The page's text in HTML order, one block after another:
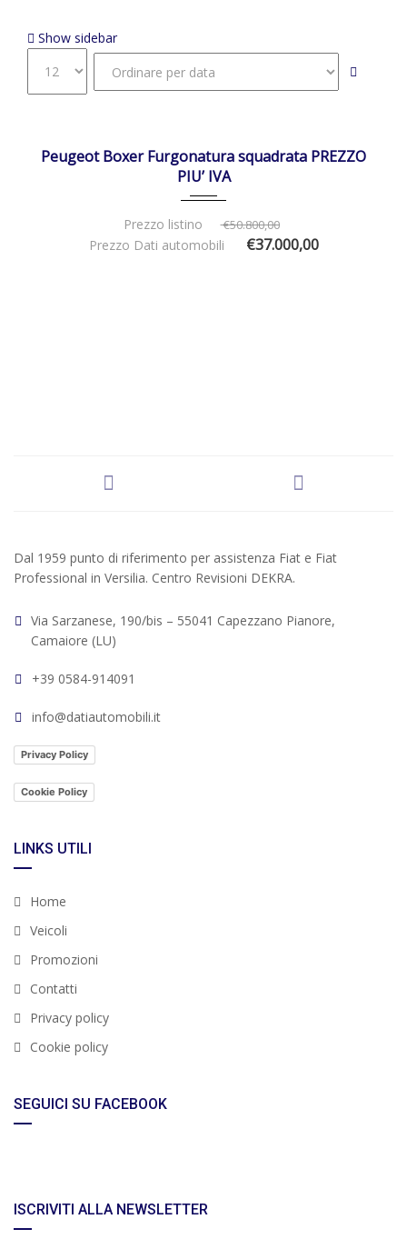
Show sidebar
Peugeot Boxer Furgonatura squadrata PREZZO
PIU’ IVA
Prezzo listino €50.800,00
Prezzo Dati automobili €37.000,00
Dal 1959 punto di riferimento per assistenza Fiat e Fiat
Professional in Versilia. Centro Revisioni DEKRA.
Via Sarzanese, 190/bis – 55041 Capezzano Pianore,
Camaiore (LU)
+39 0584-914091
info@datiautomobili.it
Privacy Policy
Cookie Policy
LINKS UTILI
Home
Veicoli
Promozioni
Contatti
Privacy policy
Cookie policy
SEGUICI SU FACEBOOK
ISCRIVITI ALLA NEWSLETTER